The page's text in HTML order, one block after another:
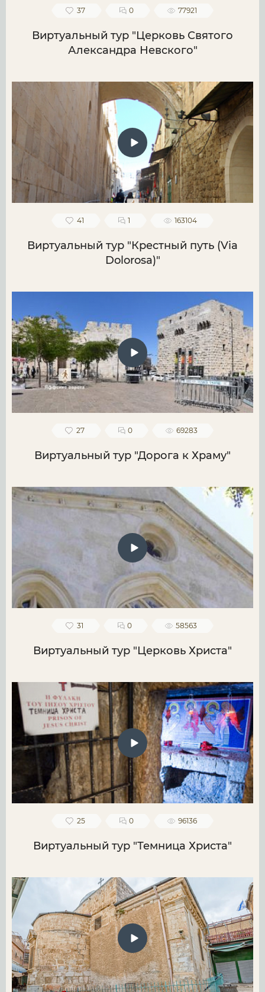
37 0 77921
Виртуальный тур "Церковь Святого
Александра Невского"
41 1 163104
Виртуальный тур "Крестный путь (Via
Dolorosa)"
27 0 69283
Виртуальный тур "Дорога к Храму"
31 0 58563
Виртуальный тур "Церковь Христа"
25 0 96136
Виртуальный тур "Темница Христа"